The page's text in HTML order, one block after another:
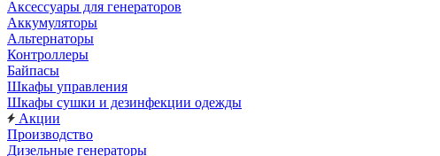
Аксессуары для генераторов
Аккумуляторы
Альтернаторы
Контроллеры
Байпасы
Шкафы управления
Шкафы сушки и дезинфекции одежды
Акции
Производство
Дизельные генераторы